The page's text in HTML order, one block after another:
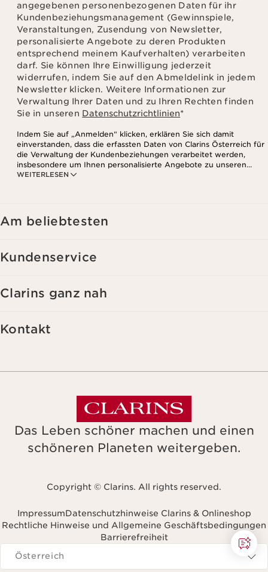
angegebenen personenbezogenen Daten für ihr
Kundenbeziehungsmanagement (Gewinnspiele,
Veranstaltungen, Zusendung von Newsletter,
personalisierte Angebote zu deren Produkten
entsprechend meinem Kaufverhalten) verarbeiten
darf. Sie können Ihre Einwilligung jederzeit
widerrufen, indem Sie auf den Abmeldelink in jedem
Newsletter klicken. Weitere Informationen zur
Verwaltung Ihrer Daten und zu Ihren Rechten finden
Sie in unseren Datenschutzrichtlinien*
WEITERLESEN
Indem Sie auf „Anmelden“ klicken, erklären Sie sich damit
einverstanden, dass die erfassten Daten von Clarins Österreich für
die Verwaltung der Kundenbeziehungen verarbeitet werden,
insbesondere um Ihnen personalisierte Angebote zu unseren
Produkten und Dienstleistungen entsprechend Ihrem
Am beliebtesten
Kundenservice
Clarins ganz nah
Kontakt
Das Leben schöner machen und einen
schöneren Planeten weitergeben.
Copyright © Clarins. All rights reserved.
ImpressumDatenschutzhinweise Clarins & Onlineshop
Rechtliche Hinweise und Allgemeine Geschäftsbedingungen
Barrierefreiheit
Navigieren zu
Österreich